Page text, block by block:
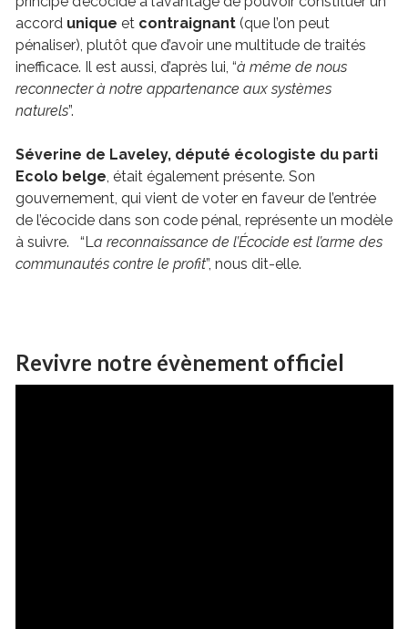
accordunique et contraignant(que l’on peut
pénaliser), plutôt que d’avoir une multitude de traités
inefficace. Il est aussi, d’après lui, “à même de nous
reconnecter à notre appartenance aux systèmes
naturels”.
Séverine de Laveley, député écologiste du parti
Ecolo belge, était également présente. Son
gouvernement, qui vient de voter en faveur de l’entrée
de l’écocide dans son code pénal, représente un modèle
à suivre. “La reconnaissance de l’Écocide est l’arme des
communautés contre le profit”, nous dit-elle.
Revivre notre évènement officiel